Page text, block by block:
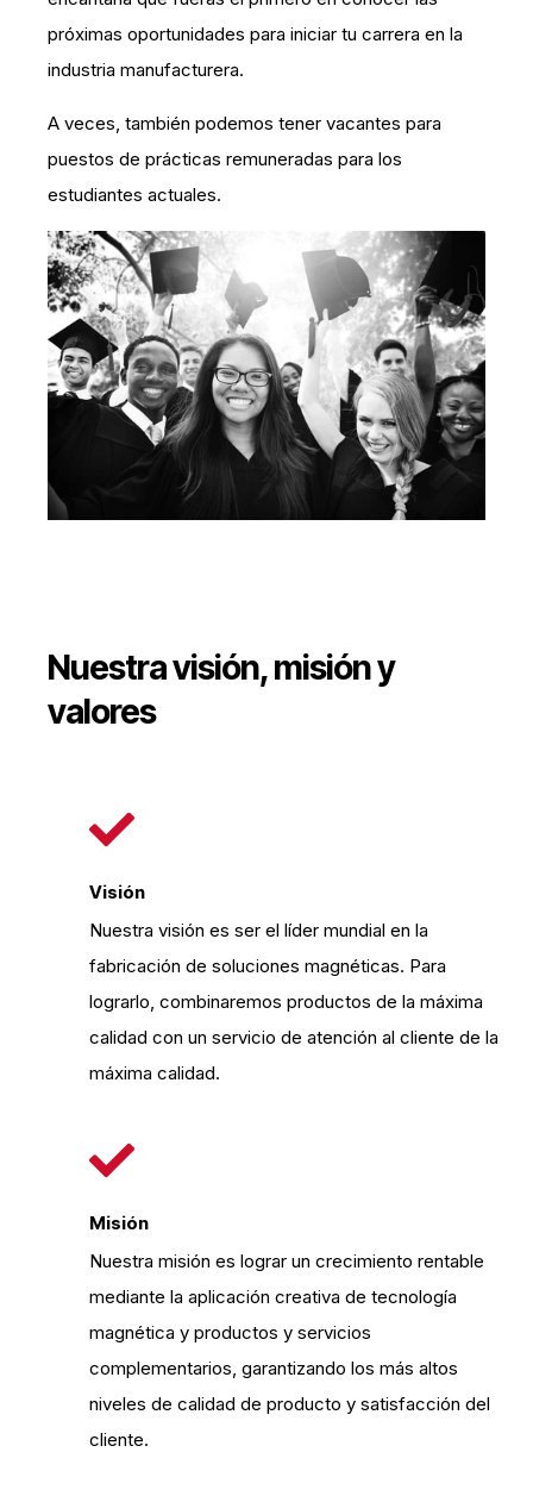
próximas oportunidades para iniciar tu carrera en la
industria manufacturera.
A veces, también podemos tener vacantes para
puestos de prácticas remuneradas para los
estudiantes actuales.
Nuestra visión, misión y
valores
Visión
Nuestra visión es ser el líder mundial en la
fabricación de soluciones magnéticas. Para
lograrlo, combinaremos productos de la máxima
calidad con un servicio de atención al cliente de la
máxima calidad.
Misión
Nuestra misión es lograr un crecimiento rentable
mediante la aplicación creativa de tecnología
magnética y productos y servicios
complementarios, garantizando los más altos
niveles de calidad de producto y satisfacción del
cliente.